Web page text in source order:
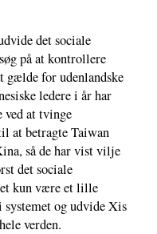
det sociale
på at kontrollere
gælde for udenlandske
ledere i år har
ved at tvinge
at betragte Taiwan
så de har vist vilje
det sociale
kun være et lille
og udvide Xis
verden.